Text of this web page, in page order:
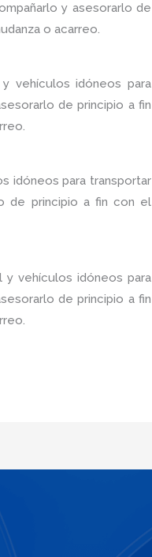
y asesorarlo de
o acarreo.
vehículos idóneos para
de principio a fin
idóneos para transportar
de principio a fin con el
y vehículos idóneos para
de principio a fin